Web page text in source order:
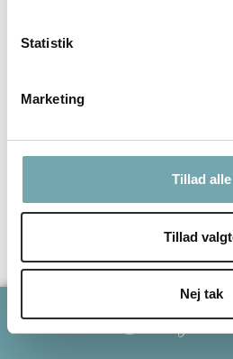
Statistik
Marketing
Tillad alle
Tillad
Nej tak
Tilmeld dig
Ditte Young på
Ditte Young